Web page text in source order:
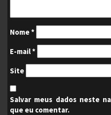
Nome*
E-mail*
Site
Salvar meus dados neste
que eu comentar.